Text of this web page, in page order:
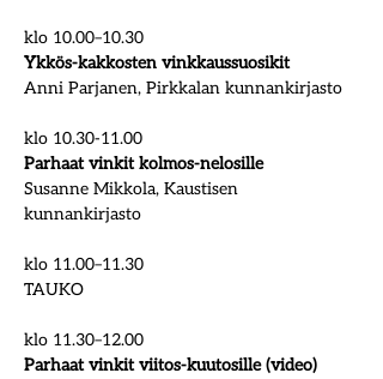
klo 10.00–10.30
Ykkös-kakkosten vinkkaussuosikit
Anni Parjanen, Pirkkalan kunnankirjasto
klo 10.30-11.00
Parhaat vinkit kolmos-nelosille
Susanne Mikkola, Kaustisen
kunnankirjasto
klo 11.00–11.30
TAUKO
klo 11.30–12.00
Parhaat vinkit viitos-kuutosille (video)